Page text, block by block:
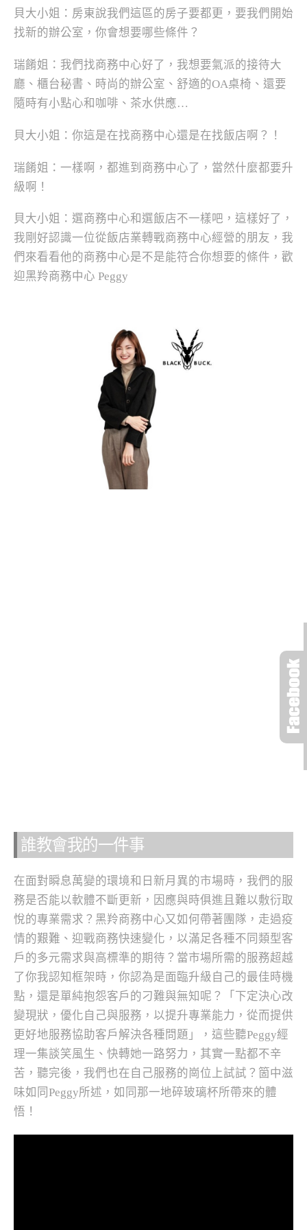
貝大小姐：房東說我們這區的房子要都更，要我們開始
找新的辦公室，你會想要哪些條件？
瑞餚姐：我們找商務中心好了，我想要氣派的接待大
廳、櫃台秘書、時尚的辦公室、舒適的OA桌椅、還要
隨時有小點心和咖啡、茶水供應…
貝大小姐：你這是在找商務中心還是在找飯店啊？！
瑞餚姐：一樣啊，都進到商務中心了，當然什麼都要升
級啊！
貝大小姐：選商務中心和選飯店不一樣吧，這樣好了，
我剛好認識一位從飯店業轉戰商務中心經營的朋友，我
們來看看他的商務中心是不是能符合你想要的條件，歡
迎黑羚商務中心 Peggy
誰教會我的一件事
在面對瞬息萬變的環境和日新月異的市場時，我們的服
務是否能以軟體不斷更新，因應與時俱進且難以敷衍取
悅的專業需求？黑羚商務中心又如何帶著團隊，走過疫
情的艱難、迎戰商務快速變化，以滿足各種不同類型客
戶的多元需求與高標準的期待？當市場所需的服務超越
了你我認知框架時，你認為是面臨升級自己的最佳時機
點，還是單純抱怨客戶的刁難與無知呢？「下定決心改
變現狀，優化自己與服務，以提升專業能力，從而提供
更好地服務協助客戶解決各種問題」，這些聽Peggy經
理一集談笑風生、快轉她一路努力，其實一點都不辛
苦，聽完後，我們也在自己服務的崗位上試試？箇中滋
味如同Peggy所述，如同那一地碎玻璃杯所帶來的體
悟！